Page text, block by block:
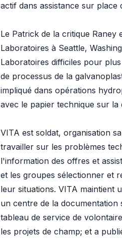
actif dans assistance sur place
Le Patrick de la critique Raney
Laboratoires à Seattle,
Laboratoires difficiles pour
de processus de la
impliqué dans opérations
avec le papier technique sur
VITA est soldat, organisation
travailler sur les problèmes
l'information des offres et
et les groupes sélectionner et
leur situations. VITA maintient
un centre de la documentation
tableau de service de
les projets de champ; et a